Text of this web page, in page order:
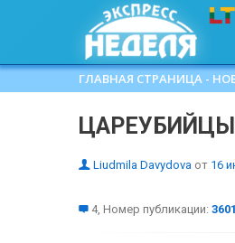
ГЛАВНАЯ СТРАНИЦА -
Liudmila Davydova от 16
4, Номер публикации: 3601